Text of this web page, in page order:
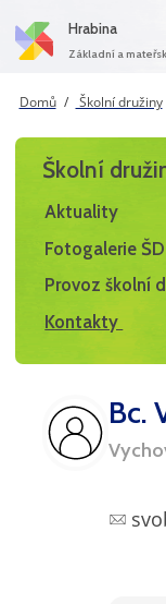
Hrabina
Základní a
Domů Školní družiny
Školní
Aktuality
Fotogalerie ŠD
Provoz školní
Kontakty
Bc.